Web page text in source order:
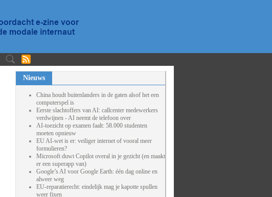
Nieuws
China houdt buitenlanders in de gaten alsof het een
computerspel is
Eerste slachtoffers van AI: callcenter medewerkers
verdwijnen - AI neemt de telefoon over
AI-toezicht op examen faalt: 58.000 studenten
moeten opnieuw
EU AI-wet is er: veiliger internet of vooral meer
formulieren?
Microsoft duwt Copilot overal in je gezicht (en maakt
er een superapp van)
Google’s AI voor Google Earth: één dag online en
alweer weg
EU-reparatierecht: eindelijk mag je kapotte spullen
weer fixen